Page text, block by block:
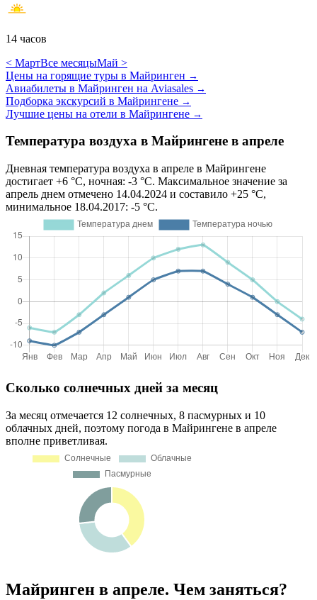
14 часов
< МартВсе месяцыМай >
Цены на горящие туры в Майринген →
Авиабилеты в Майринген на Aviasales →
Подборка экскурсий в Майрингене →
Лучшие цены на отели в Майрингене →
Температура воздуха в Майрингене в апреле
Дневная температура воздуха в апреле в Майрингене
достигает +6 °C, ночная: -3 °C. Максимальное значение за
апрель днем отмечено 14.04.2024 и составило +25 °C,
минимальное 18.04.2017: -5 °C.
Сколько солнечных дней за месяц
За месяц отмечается 12 солнечных, 8 пасмурных и 10
облачных дней, поэтому погода в Майрингене в апреле
вполне приветливая.
Майринген в апреле. Чем заняться?